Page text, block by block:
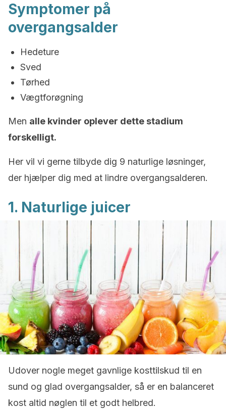
Symptomer på
overgangsalder
Hedeture
Sved
Tørhed
Vægtforøgning
Men alle kvinder oplever dette stadium
forskelligt.
Her vil vi gerne tilbyde dig 9 naturlige løsninger,
der hjælper dig med at lindre overgangsalderen.
1. Naturlige juicer
Udover nogle meget gavnlige kosttilskud til en
sund og glad overgangsalder, så er en balanceret
kost altid nøglen til et godt helbred.